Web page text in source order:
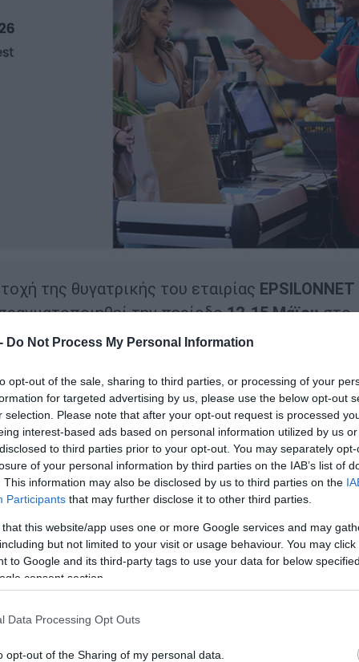
Do Not Process My Personal Information
opt-out of the sale, sharing to third parties, or processing of your
for targeted advertising by us, please use the below opt-out
selection. Please note that after your opt-out request is processed
interest-based ads based on personal information utilized by us
to third parties prior to your opt-out. You may separately
of your personal information by third parties on the IAB’s list of
This information may also be disclosed by us to third parties on the
Participants that may further disclose it to other third parties.
that this website/app uses one or more Google services and may
but not limited to your visit or usage behaviour. You may
to Google and its third-party tags to use your data for below
consent section.
Data Processing Opt Outs
opt-out of the Sharing of my personal data.
της θυγατρικής του εταιρίας EPSILONNET
την περίοδο12-15 Μάϊουστο
παρουσιάζοντας το ολοκληρωμένο
εκθέσεις για την δυναμική αγορά του Retail στη
λύσεων τόσο σε πληροφοριακά συστήματα
και σχεδιασμό καταστημάτων. Με τη
να ενισχύσει την παρουσία της στην
υποστηρίζουν τον ψηφιακό μετασχηματισμό
και τον βελτιωμένο έλεγχο σε όλο το
Έκθεση δύο από τις κορυφαίες λύσεις
αριθμό εγκαταστάσεων στην αγορά
της τοπικής νομοθεσίας. Συγκεκριμένα: